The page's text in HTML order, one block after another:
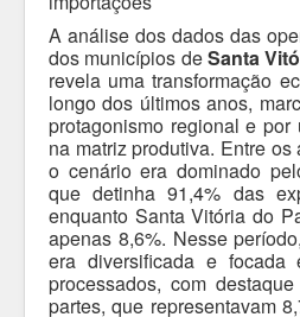
A análise dos dados das
dos municípios deSanta
revela uma transformação
longo dos últimos anos,
protagonismo regional e por
na matriz produtiva. Entre
o cenário era dominado
que detinha 91,4% das
enquanto Santa Vitória do
apenas 8,6%. Nesse
era diversificada e focada
processados, com
partes, que representavam